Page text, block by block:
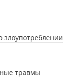
злоупотреблении
травмы